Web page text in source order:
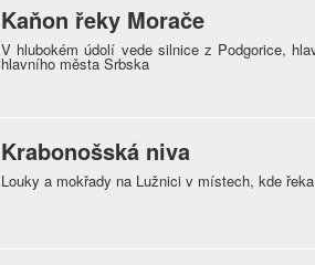
Kaňon řeky Morače
V hlubokém údolí vede silnice z Podgorice,
hlavního města Srbska
Krabonošská niva
Louky a mokřady na Lužnici v místech, kde